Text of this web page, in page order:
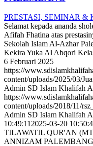
PRESTASI, SEMINAR &
Selamat kepada ananda
Afifah Fhatina atas
Sekolah Islam Al-Azhar
Kekira Yuka Al Abqori
6 Februari 2025
https://
content/uploads/2025/03/
Admin SD Islam Khalifah
https://
content/uploads/2018/11/
Admin SD Islam Khalifah
10:49:11 2025-03-20
TILAWATIL QUR'AN
ANNIZAM PALEMBANG